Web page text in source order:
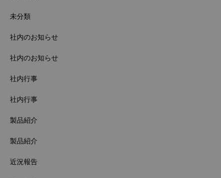
未分類
社内のお知らせ
社内のお知らせ
社内行事
社内行事
製品紹介
製品紹介
近況報告